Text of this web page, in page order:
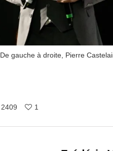
De gauche à droite, Pierre
2409 1